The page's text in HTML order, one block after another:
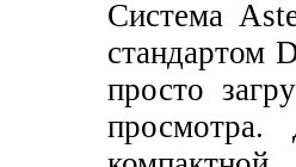
Система
стандартом
просто
просмотра.